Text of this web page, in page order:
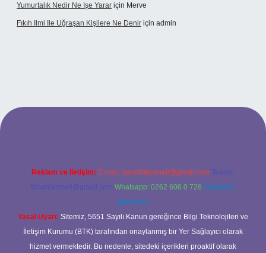
Yumurtalık Nedir Ne Işe Yarar için Merve
Fıkıh Ilmi Ile Uğraşan Kişilere Ne Denir için admin
Reklam ve İletişim: E-mail: backlinkpaneli@gmail.com Teams:
forumhizmeti@gmail.com Whatsapp: 0262 606 0 726 Telegram:
@karabul
Yasal Uyarı: Sitemiz, 5651 Sayılı Kanun gereğince Bilgi Teknolojileri ve
İletişim Kurumu (BTK) tarafından onaylanmış bir Yer Sağlayıcı olarak
hizmet vermektedir. Bu nedenle, sitedeki içerikleri proaktif olarak